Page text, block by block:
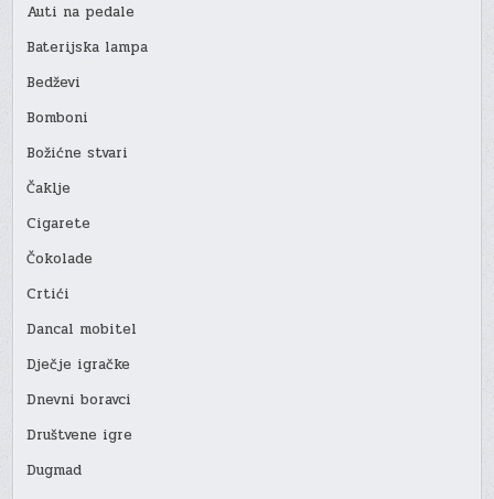
Auti na pedale
Baterijska lampa
Bedževi
Bomboni
Božićne stvari
Čaklje
Cigarete
Čokolade
Crtići
Dancal mobitel
Dječje igračke
Dnevni boravci
Društvene igre
Dugmad